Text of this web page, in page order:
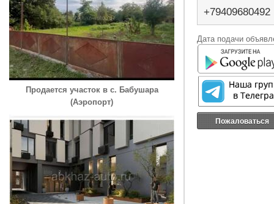
Продается участок в с. Бабушара
(Аэропорт)
+79409680492
Дата подачи
Пожаловаться